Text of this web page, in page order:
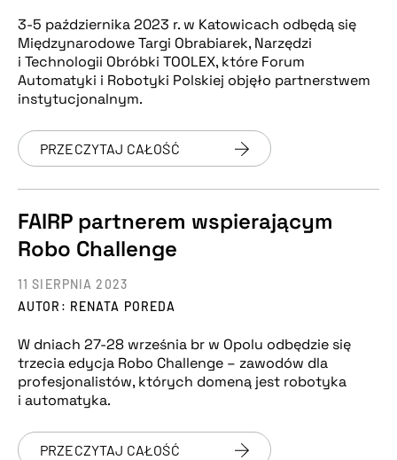
3-5 października 2023 r. w Katowicach odbędą się
Międzynarodowe Targi Obrabiarek, Narzędzi
i Technologii Obróbki TOOLEX, które Forum
Automatyki i Robotyki Polskiej objęło partnerstwem
instytucjonalnym.
PRZECZYTAJ CAŁOŚĆ
FAIRP partnerem wspierającym
Robo Challenge
AUTOR: RENATA POREDA
11 SIERPNIA 2023
W dniach 27-28 września br w Opolu odbędzie się
trzecia edycja Robo Challenge – zawodów dla
profesjonalistów, których domeną jest robotyka
i automatyka.
PRZECZYTAJ CAŁOŚĆ